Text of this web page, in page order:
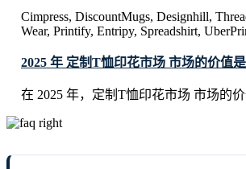
Cimpress, DiscountMugs, Designhill,
Wear, Printify, Entripy, Spreadshirt,
2025 年 定制T恤印花市场 市场的价值是
在 2025 年，定制T恤印花市场 市场的